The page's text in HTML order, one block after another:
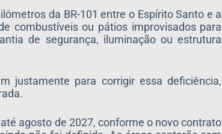
da BR-101 entre o Espírito Santo e a
combustíveis ou pátios improvisados para
de segurança, iluminação ou estrutura
justamente para corrigir essa deficiência,
agosto de 2027, conforme o novo contrato